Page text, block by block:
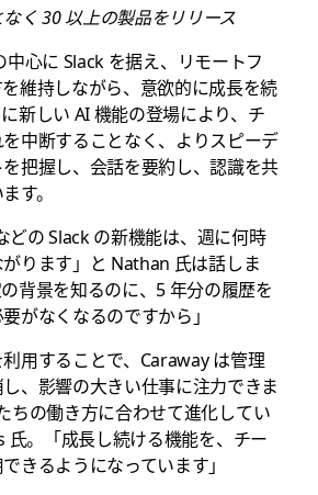
く 30 以上の製品をリリース
心に Slack を据え、リモートフ
維持しながら、意欲的に成長を続
新しい AI 機能の登場により、チ
中断することなく、よりスピーデ
把握し、会話を要約し、認識を共
す。
どの Slack の新機能は、週に何時
ります」と Nathan 氏は話しま
背景を知るのに、5 年分の履歴を
がなくなるのですから」
用することで、Caraway は管理
、影響の大きい仕事に注力できま
ちの働き方に合わせて進化してい
氏。「成長し続ける機能を、チー
きるようになっています」